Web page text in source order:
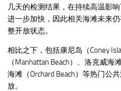
几天的检测结果，在持续高温影
进一步加快，因此相关海滩未来
整开放状态。
相比之下，包括康尼岛（Coney
（Manhattan Beach）、洛克威海
海滩（Orchard Beach）等热门公
放。